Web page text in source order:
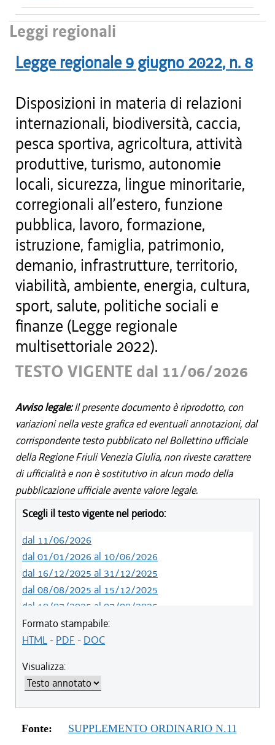
Leggi regionali
Legge regionale 9 giugno 2022, n. 8
Disposizioni in materia di relazioni
internazionali, biodiversità, caccia,
pesca sportiva, agricoltura, attività
produttive, turismo, autonomie
locali, sicurezza, lingue minoritarie,
corregionali all’estero, funzione
pubblica, lavoro, formazione,
istruzione, famiglia, patrimonio,
demanio, infrastrutture, territorio,
viabilità, ambiente, energia, cultura,
sport, salute, politiche sociali e
finanze (Legge regionale
multisettoriale 2022).
TESTO VIGENTE dal 11/06/2026
Avviso legale:Il presente documento è riprodotto, con
variazioni nella veste grafica ed eventuali annotazioni, dal
corrispondente testo pubblicato nel Bollettino ufficiale
della Regione Friuli Venezia Giulia, non riveste carattere
di ufficialità e non è sostitutivo in alcun modo della
pubblicazione ufficiale avente valore legale.
Scegli il testo vigente nel periodo:
dal 11/06/2026
dal 01/01/2026 al 10/06/2026
dal 16/12/2025 al 31/12/2025
dal 08/08/2025 al 15/12/2025
dal 10/07/2025 al 07/08/2025
dal 05/06/2025 al 09/07/2025
dal 01/01/2025 al 04/06/2025
dal 12/08/2023 al 09/08/2024
dal 07/03/2023 al 11/08/2023
dal 01/01/2023 al 06/03/2023
dal 23/06/2022 al 31/12/2022
Formato stampabile:
HTML- PDF - DOC
Visualizza:
Fonte:
SUPPLEMENTO ORDINARIO N.11